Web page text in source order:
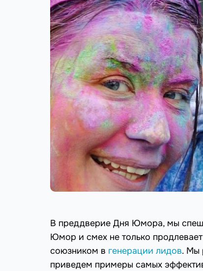
В преддверие Дня Юмора, мы
Юмор и смех не только
союзником в генерации лидов. Мы
приведем примеры самых